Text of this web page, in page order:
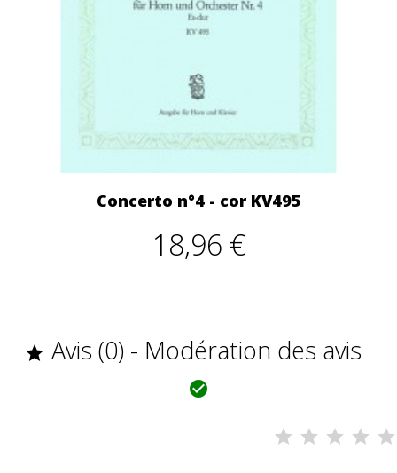
Concerto n°4 - cor KV495
18,96 €
 Avis (0) - Modération des avis
